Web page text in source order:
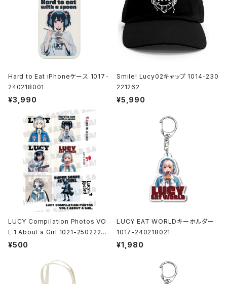
Hard to Eat iPhoneケース 1017-
240218001
¥3,990
Smile! Lucy02キャップ 1014-230
221262
¥5,990
LUCY Compilation Photos VO
L.1 About a Girl 1021-25022200
1
¥500
LUCY EAT WORLDキーホルダー
1017-240218021
¥1,980